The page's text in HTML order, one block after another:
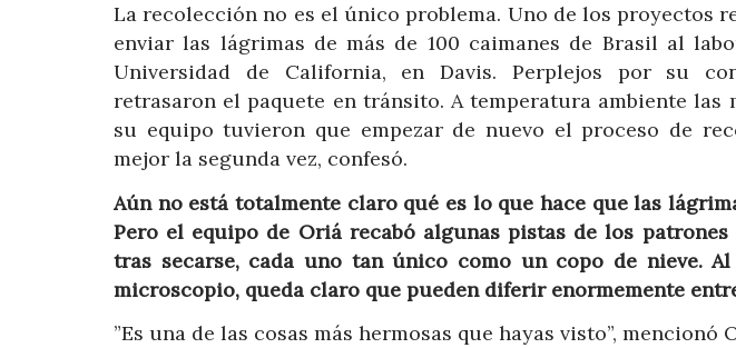
La recolección no es el único problema. Uno de los proyectos
enviar las lágrimas de más de 100 caimanes de Brasil al
Universidad de California, en Davis. Perplejos por su
retrasaron el paquete en tránsito. A temperatura ambiente las
su equipo tuvieron que empezar de nuevo el proceso de
mejor la segunda vez, confesó.
Aún no está totalmente claro qué es lo que hace que las
Pero el equipo de Oriá recabó algunas pistas de los
tras secarse, cada uno tan único como un copo de nieve.
microscopio, queda claro que pueden diferir enormemente
”Es una de las cosas más hermosas que hayas visto”, mencionó